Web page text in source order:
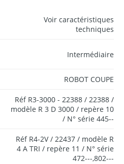
Voir caractéristiques
techniques
Intermédiaire
ROBOT COUPE
Réf R3-3000 - 22388 / 22388 /
modèle R 3 D 3000 / repère 10
/ N° série 445--
Réf R4-2V / 22437 / modèle R
4 A TRI / repère 11 / N° série
472---,802---